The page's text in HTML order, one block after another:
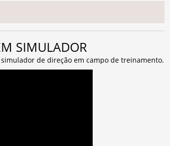
SIMULADOR
de direção em campo de treinamento.